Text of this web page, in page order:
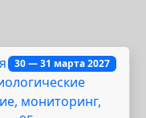
30 — 31 марта 2027
мониторинг,